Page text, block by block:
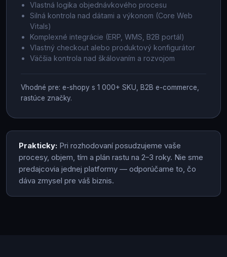
Vlastná logika objednávkového procesu
Silná kontrola nad dátami a výkonom (Core Web
Vitals)
Komplexné integrácie (ERP, WMS, B2B portál)
Vlastný checkout alebo produktový konfigurátor
Väčšia kontrola nad škálovaním a rozvojom
Vhodné pre: e-shopy s 1 000+ SKU, B2B e-commerce,
rastúce značky.
Prakticky: Pri rozhodovaní posudzujeme vaše
procesy, objem, tím a plán rastu na 2–3 roky. Nie sme
predajcovia jednej platformy — odporúčame to, čo
dáva zmysel pre váš biznis.